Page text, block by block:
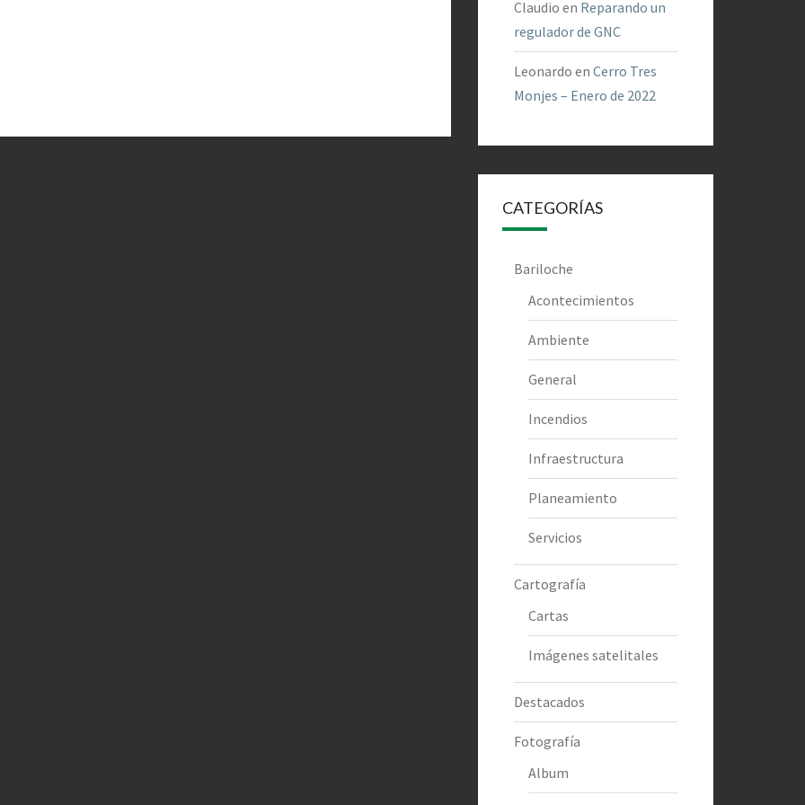
Claudio en Reparando un
regulador de GNC
Leonardo en Cerro Tres
Monjes – Enero de 2022
CATEGORÍAS
Bariloche
Acontecimientos
Ambiente
General
Incendios
Infraestructura
Planeamiento
Servicios
Cartografía
Cartas
Imágenes satelitales
Destacados
Fotografía
Album